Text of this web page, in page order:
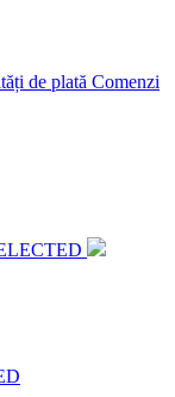
de plată Comenzi